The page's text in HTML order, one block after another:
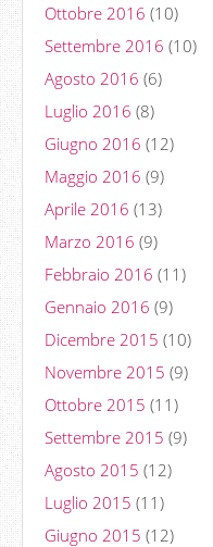
Ottobre 2016 (10)
Settembre 2016 (10)
Agosto 2016 (6)
Luglio 2016 (8)
Giugno 2016 (12)
Maggio 2016 (9)
Aprile 2016 (13)
Marzo 2016 (9)
Febbraio 2016 (11)
Gennaio 2016 (9)
Dicembre 2015 (10)
Novembre 2015 (9)
Ottobre 2015 (11)
Settembre 2015 (9)
Agosto 2015 (12)
Luglio 2015 (11)
Giugno 2015 (12)